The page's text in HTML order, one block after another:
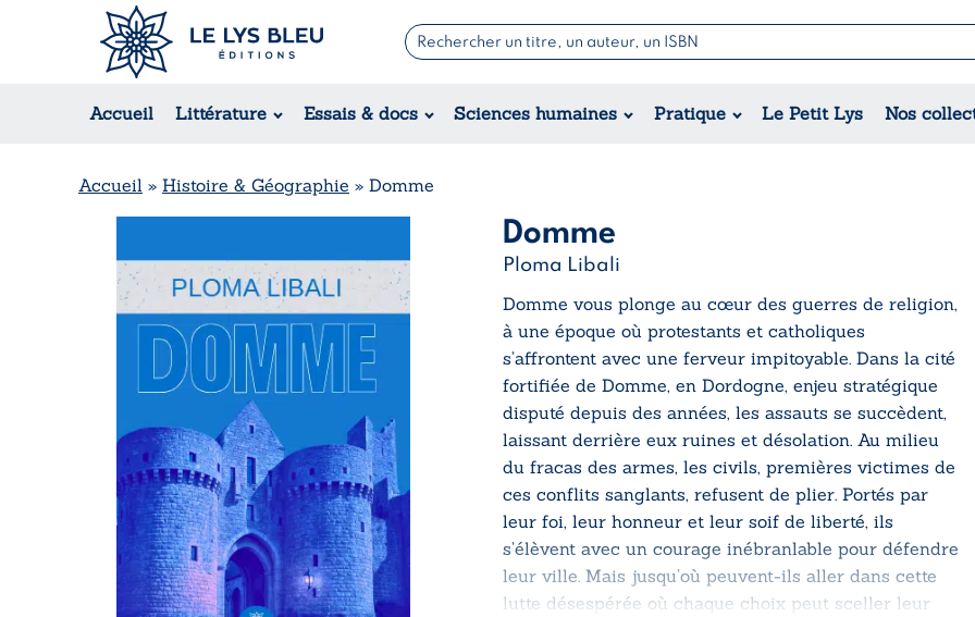
Accueil Littérature Essais & docs Sciences humaines Pratique Le Petit Lys Nos
Romans
Suspense / Thriller / Policier
Romance
Jeunesse
Théâtre
Accueil » Histoire & Géographie » Domme
Domme
Ploma Libali
Domme vous plonge au cœur des guerres de religion,
à une époque où protestants et catholiques
s’affrontent avec une ferveur impitoyable. Dans la cité
fortifiée de Domme, en Dordogne, enjeu stratégique
disputé depuis des années, les assauts se succèdent,
laissant derrière eux ruines et désolation. Au milieu
du fracas des armes, les civils, premières victimes de
ces conflits sanglants, refusent de plier. Portés par
leur foi, leur honneur et leur soif de liberté, ils
s’élèvent avec un courage inébranlable pour défendre
leur ville. Mais jusqu’où peuvent-ils aller dans cette
lutte désespérée où chaque choix peut sceller leur